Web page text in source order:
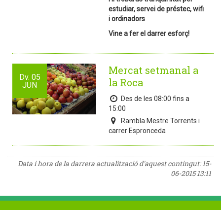
estudiar, servei de préstec, wifi
i ordinadors
Vine a fer el darrer esforç!
Dv. 05
JUN
Mercat setmanal a
la Roca
Des de les 08:00 fins a
15:00
Rambla Mestre Torrents i
carrer Espronceda
Data i hora de la darrera actualització d'aquest contingut:15-
06-2015 13:11